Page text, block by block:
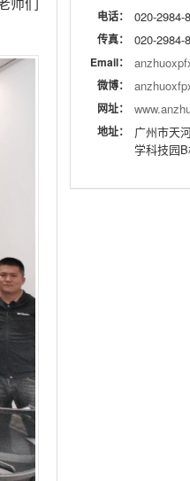
电话： 020-2984-
传真： 020-2984-
Email：
微博：
网址：
地址：
广州市天
学科技园